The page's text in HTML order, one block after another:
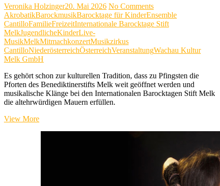
Veronika Holzinger20. Mai 2026 No Comments
AkrobatikBarockmusikBarocktage für KinderEnsemble
CantilloFamilieFreizeitInternationale Barocktage Stift
MelkJugendlicheKinderLive-
MusikMelkMitmachkonzertMusikzirkus
CantilloNiederösterreichÖsterreichVeranstaltungWachau Kultur
Melk GmbH
Es gehört schon zur kulturellen Tradition, dass zu Pfingsten die
Pforten des Benediktinerstifts Melk weit geöffnet werden und
musikalische Klänge bei den Internationalen Barocktagen Stift Melk
die altehrwürdigen Mauern erfüllen.
View MoreInternationale